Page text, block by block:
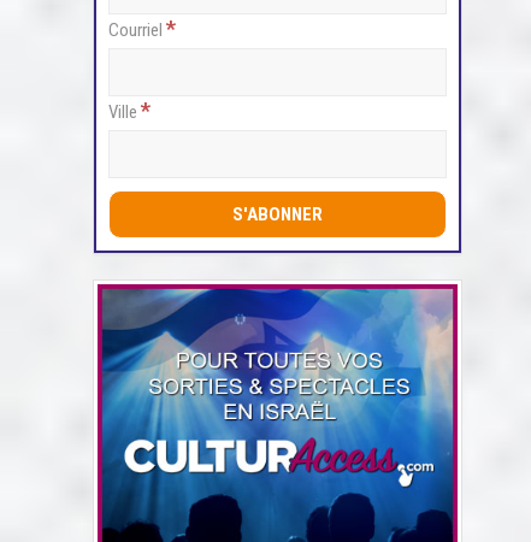
Courriel *
Ville *